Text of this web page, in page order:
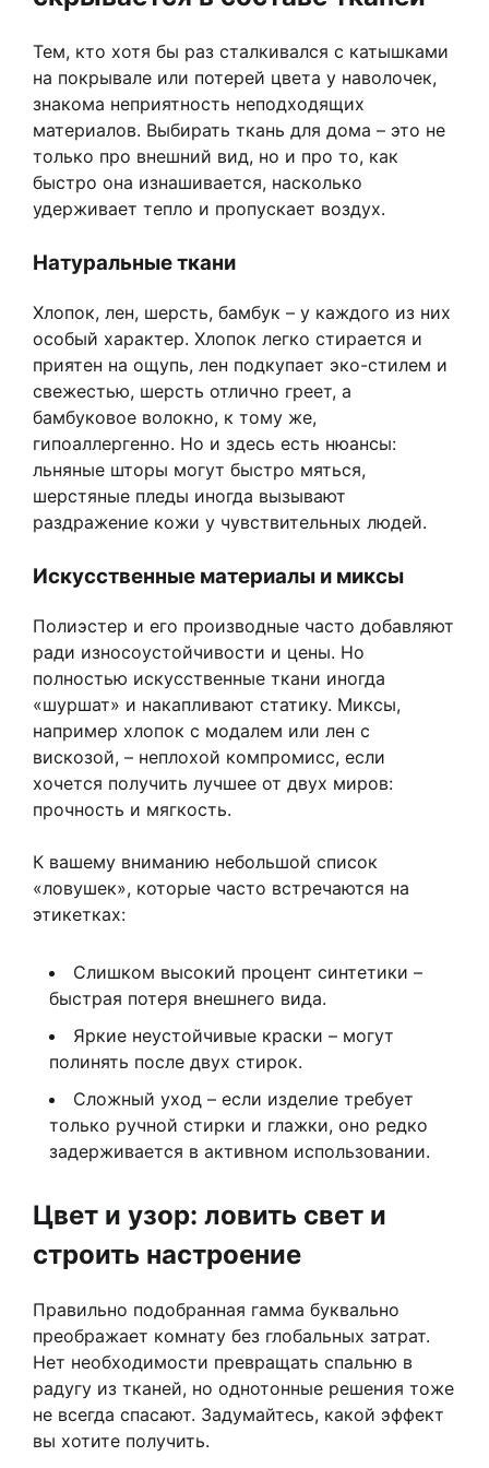
Тем, кто хотя бы раз сталкивался с катышками
на покрывале или потерей цвета у наволочек,
знакома неприятность неподходящих
материалов. Выбирать ткань для дома – это не
только про внешний вид, но и про то, как
быстро она изнашивается, насколько
удерживает тепло и пропускает воздух.
Натуральные ткани
Хлопок, лен, шерсть, бамбук – у каждого из них
особый характер. Хлопок легко стирается и
приятен на ощупь, лен подкупает эко-стилем и
свежестью, шерсть отлично греет, а
бамбуковое волокно, к тому же,
гипоаллергенно. Но и здесь есть нюансы:
льняные шторы могут быстро мяться,
шерстяные пледы иногда вызывают
раздражение кожи у чувствительных людей.
Искусственные материалы и миксы
Полиэстер и его производные часто добавляют
ради износоустойчивости и цены. Но
полностью искусственные ткани иногда
«шуршат» и накапливают статику. Миксы,
например хлопок с модалем или лен с
вискозой, – неплохой компромисс, если
хочется получить лучшее от двух миров:
прочность и мягкость.
К вашему вниманию небольшой список
«ловушек», которые часто встречаются на
этикетках:
Слишком высокий процент синтетики –
быстрая потеря внешнего вида.
Яркие неустойчивые краски – могут
полинять после двух стирок.
Сложный уход – если изделие требует
только ручной стирки и глажки, оно редко
задерживается в активном использовании.
Цвет и узор: ловить свет и
строить настроение
Правильно подобранная гамма буквально
преображает комнату без глобальных затрат.
Нет необходимости превращать спальню в
радугу из тканей, но однотонные решения тоже
не всегда спасают. Задумайтесь, какой эффект
вы хотите получить.